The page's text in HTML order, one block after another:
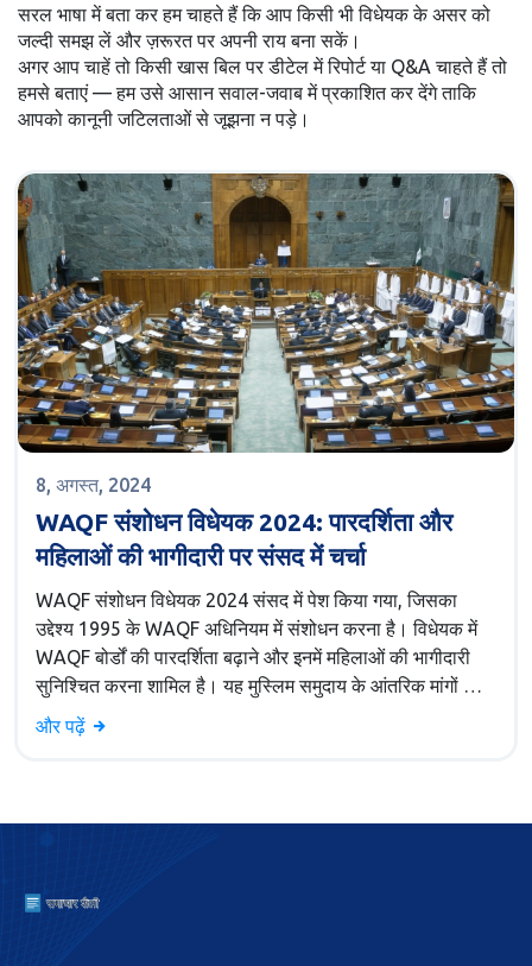
सरल भाषा में बता कर हम चाहते हैं कि आप किसी भी विधेयक के असर को
जल्दी समझ लें और ज़रूरत पर अपनी राय बना सकें।
अगर आप चाहें तो किसी खास बिल पर डीटेल में रिपोर्ट या Q&A चाहते हैं तो
हमसे बताएं — हम उसे आसान सवाल-जवाब में प्रकाशित कर देंगे ताकि
आपको कानूनी जटिलताओं से जूझना न पड़े।
8, अगस्त, 2024
WAQF संशोधन विधेयक 2024: पारदर्शिता और
महिलाओं की भागीदारी पर संसद में चर्चा
WAQF संशोधन विधेयक 2024 संसद में पेश किया गया, जिसका
उद्देश्य 1995 के WAQF अधिनियम में संशोधन करना है। विधेयक में
WAQF बोर्डों की पारदर्शिता बढ़ाने और इनमें महिलाओं की भागीदारी
सुनिश्चित करना शामिल है। यह मुस्लिम समुदाय के आंतरिक मांगों का
प्रत्युत्तर है।
और पढ़ें